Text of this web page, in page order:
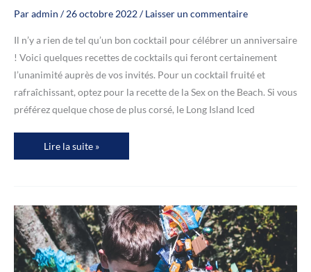
Paradmin /26 octobre 2022/Laisser un commentaire
Il n’y a rien de tel qu’un bon cocktail pour célébrer un anniversaire
! Voici quelques recettes de cocktails qui feront certainement
l’unanimité auprès de vos invités. Pour un cocktail fruité et
rafraîchissant, optez pour la recette de la Sex on the Beach. Si vous
préférez quelque chose de plus corsé, le Long Island Iced
Quels
les
anniversaire
?
Lire la suite »